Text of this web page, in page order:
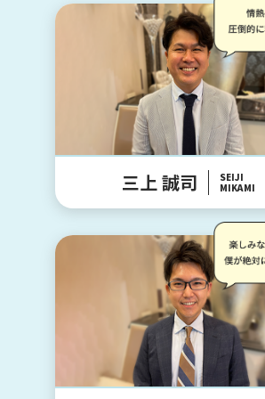
三上 誠司
SEIJI
MIKAMI